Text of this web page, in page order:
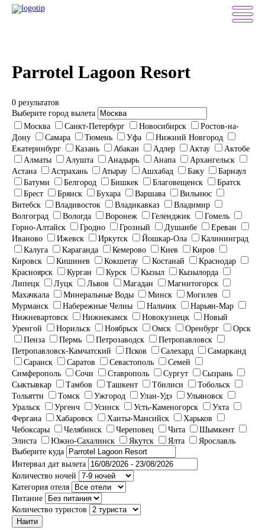
Parrotel Lagoon Resort
0 результатов
Выберите город вылета
Москва
Санкт-Петербург Новосибирск
Ростов-на-
Дону
Самара Тюмень Уфа
Нижний Новгород
Екатеринбург
Казань Абакан Адлер Актау
Актобе
Алматы
Алушта Анадырь Анапа
Архангельск
Астана
Астрахань Атырау Ашхабад Баку
Барнаул
Батуми
Белгород Бишкек Благовещенск
Братск
Брест
Брянск Бухара Варшава
Вильнюс
Витебск
Владивосток Владикавказ
Владимир
Волгоград
Вологда Воронеж Геленджик
Гомель
Горно-Алтайск
Гродно Грозный Душанбе
Ереван
Иваново
Ижевск Иркутск Йошкар-Ола
Калининград
Калуга
Караганда Кемерово Киев
Киров
Кировск
Кишинев Кокшетау Костанай
Краснодар
Красноярск
Курган Курск Кызыл
Кызылорда
Липецк
Луцк Львов Магадан
Магнитогорск
Махачкала
Минеральные Воды Минск
Могилев
Мурманск
Набережные Челны Нальчик
Нарьян-Мар
Нижневартовск
Нижнекамск Новокузнецк
Новый
Уренгой
Норильск Ноябрьск Омск Оренбург
Орск
Пенза
Пермь Петрозаводск
Петропавловск
Петропавловск-Камчатский
Псков Салехард
Самарканд
Саранск
Саратов Севастополь
Семей
Симферополь
Сочи Ставрополь Сургут
Сызрань
Сыктывкар
Тамбов Ташкент Тбилиси
Тобольск
Тольятти
Томск Ужгород Улан-Удэ
Ульяновск
Уральск
Ургенч Усинск Усть-Каменогорск
Ухта
Фергана
Хабаровск Ханты-Мансийск
Харьков
Чебоксары
Челябинск Череповец Чита
Шымкент
Элиста
Южно-Сахалинск Якутск Ялта
Ярославль
Выберите куда
Интервал дат вылета
Количество ночей
Категория отеля
Питание
Количество туристов
Наити